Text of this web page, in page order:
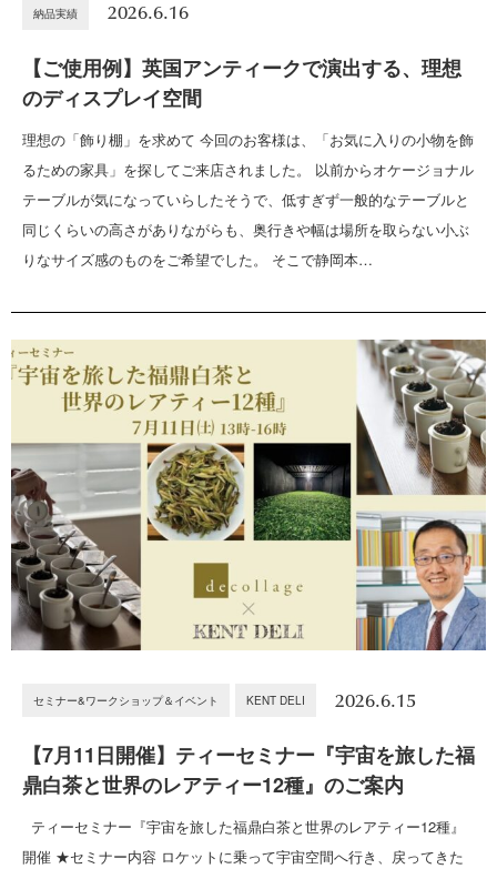
納品実績 2026.6.16
【ご使用例】英国アンティークで演出する、理想
のディスプレイ空間
理想の「飾り棚」を求めて 今回のお客様は、「お気に入りの小物を飾
るための家具」を探してご来店されました。 以前からオケージョナル
テーブルが気になっていらしたそうで、低すぎず一般的なテーブルと
同じくらいの高さがありながらも、奥行きや幅は場所を取らない小ぶ
りなサイズ感のものをご希望でした。 そこで静岡本…
セミナー&ワークショップ＆イベント KENT DELI 2026.6.15
【7月11日開催】ティーセミナー『宇宙を旅した福
鼎白茶と世界のレアティー12種』のご案内
ティーセミナー『宇宙を旅した福鼎白茶と世界のレアティー12種』
開催 ★セミナー内容 ロケットに乗って宇宙空間へ行き、戻ってきた